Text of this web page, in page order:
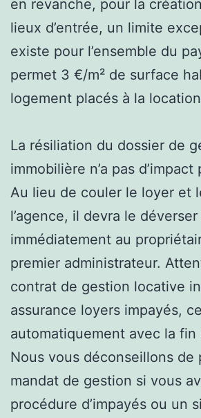
en revanche, pour la
lieux d’entrée, un limite
existe pour l’ensemble du
permet 3 €/m² de surface
logement placés à la
La résiliation du dossier de
immobilière n’a pas
Au lieu de couler le loyer et
l’agence, il devra le
immédiatement au
premier administrateur.
contrat de gestion locative
assurance loyers impayés,
automatiquement avec la fin
Nous vous déconseillons de
mandat de gestion si vous
procédure d’impayés ou un